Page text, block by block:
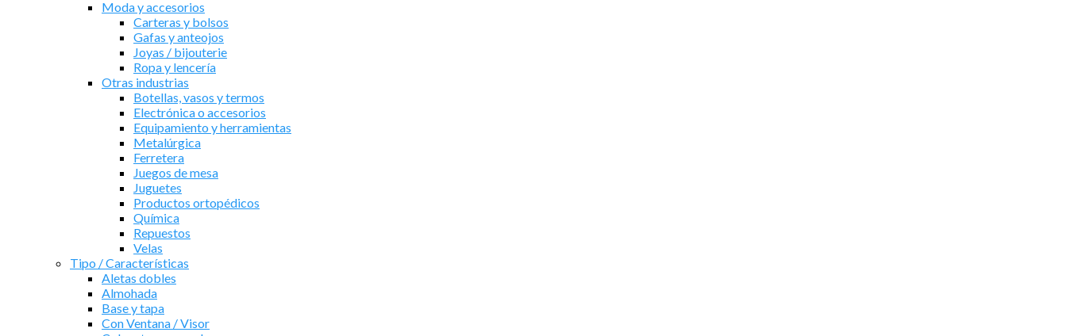
Moda y accesorios
Carteras y bolsos
Gafas y anteojos
Joyas / bijouterie
Ropa y lencería
Otras industrias
Botellas, vasos y termos
Electrónica o accesorios
Equipamiento y herramientas
Metalúrgica
Ferretera
Juegos de mesa
Juguetes
Productos ortopédicos
Química
Repuestos
Velas
Tipo / Características
Aletas dobles
Almohada
Base y tapa
Con Ventana / Visor